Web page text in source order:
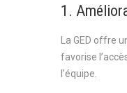
1.
La GED offre
favorise
l’équipe.